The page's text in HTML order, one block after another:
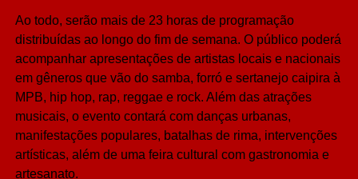
Ao todo, serão mais de 23 horas de programação
distribuídas ao longo do fim de semana. O público poderá
acompanhar apresentações de artistas locais e nacionais
em gêneros que vão do samba, forró e sertanejo caipira à
MPB, hip hop, rap, reggae e rock. Além das atrações
musicais, o evento contará com danças urbanas,
manifestações populares, batalhas de rima, intervenções
artísticas, além de uma feira cultural com gastronomia e
artesanato.